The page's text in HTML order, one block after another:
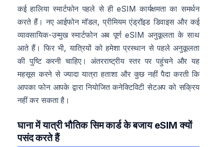
कई हालिया स्मार्टफोन पहले से ही eSIM कार्यक्षमता का समर्थन
करते हैं। नए आईफोन मॉडल, प्रीमियम एंड्रॉइड डिवाइस और कई
व्यावसायिक-उन्मुख स्मार्टफोन अब पूर्ण eSIM अनुकूलता के साथ
आते हैं। फिर भी, यात्रियों को हमेशा प्रस्थान से पहले अनुकूलता
की पुष्टि करनी चाहिए। अंतरराष्ट्रीय स्तर पर पहुंचने और यह
महसूस करने से ज्यादा यात्रा हताशा और कुछ नहीं पैदा करती कि
आपका फोन आपके द्वारा नियोजित कनेक्टिविटी सेटअप को सक्रिय
नहीं कर सकता है।
घाना में यात्री भौतिक सिम कार्ड के बजाय eSIM क्यों
पसंद करते हैं